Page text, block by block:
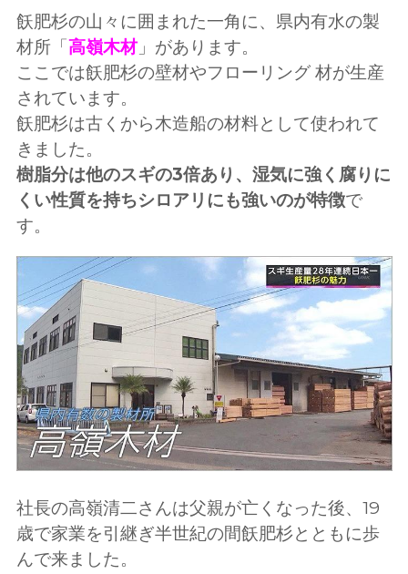
飫肥杉の山々に囲まれた一角に、県内有水の製
材所「高嶺木材」があります。
ここでは飫肥杉の壁材やフローリング 材が生産
されています。
飫肥杉は古くから木造船の材料として使われて
きました。
樹脂分は他のスギの3倍あり、湿気に強く腐りに
くい性質を持ちシロアリにも強いのが特徴で
す。
社長の高嶺清二さんは父親が亡くなった後、19
歳で家業を引継ぎ半世紀の間飫肥杉とともに歩
んで来ました。